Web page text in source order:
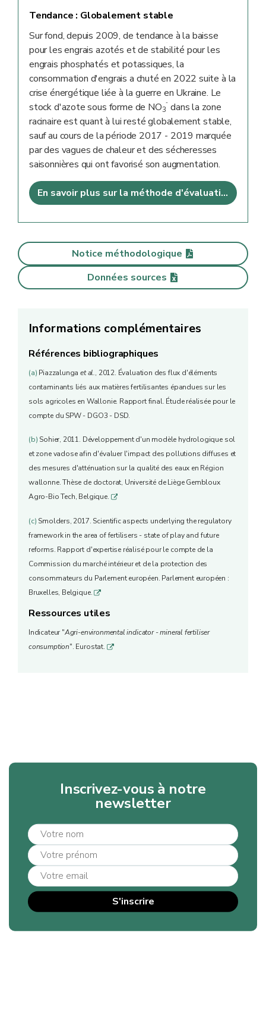
Tendance : Globalement stable
Sur fond, depuis 2009, de tendance à la baisse
pour les engrais azotés et de stabilité pour les
engrais phosphatés et potassiques, la
consommation d'engrais a chuté en 2022 suite à la
crise énergétique liée à la guerre en Ukraine. Le
stock d'azote sous forme de NO3
- dans la zone
racinaire est quant à lui resté globalement stable,
sauf au cours de la période 2017 - 2019 marquée
par des vagues de chaleur et des sécheresses
saisonnières qui ont favorisé son augmentation.
En savoir plus sur la méthode d'évaluation
Notice méthodologique
Données sources
Informations complémentaires
Références bibliographiques
(a) Piazzalungaet al., 2012. Évaluation des flux d'éléments
contaminants liés aux matières fertilisantes épandues sur les
sols agricoles en Wallonie. Rapport final. Étude réalisée pour le
compte du SPW - DGO3 - DSD.
(b) Sohier, 2011. Développement d'un modèle hydrologique sol
et zone vadose afin d'évaluer l'impact des pollutions diffuses et
des mesures d'atténuation sur la qualité des eaux en Région
wallonne. Thèse de doctorat, Université de Liège Gembloux
Agro-Bio Tech, Belgique. q
(c) Smolders, 2017. Scientific aspects underlying the regulatory
framework in the area of fertilisers - state of play and future
reforms. Rapport d'expertise réalisé pour le compte de la
Commission du marché intérieur et de la protection des
consommateurs du Parlement européen. Parlement européen :
Bruxelles, Belgique.q
Ressources utiles
Indicateur "Agri-environmental indicator - mineral fertiliser
consumption". Eurostat. q
Inscrivez-vous à notre
newsletter